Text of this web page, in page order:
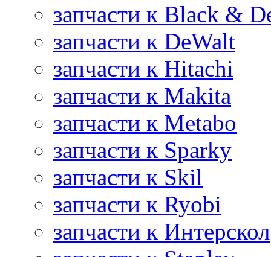
запчасти к Black &
запчасти к DeWalt
запчасти к Hitachi
запчасти к Makita
запчасти к Metabo
запчасти к Sparky
запчасти к Skil
запчасти к Ryobi
запчасти к Интерскол